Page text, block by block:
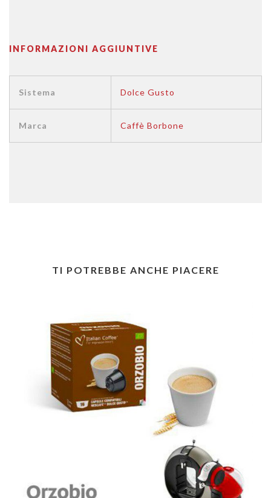
INFORMAZIONI AGGIUNTIVE
Sistema Dolce Gusto
Marca Caffè Borbone
TI POTREBBE ANCHE PIACERE